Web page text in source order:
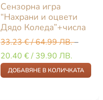
Сензорна игра
“Нахрани и оцвети
Дядо Коледа”+числа
33.23€/ 64.99 ЛВ.–
20.40 €/ 39.90 ЛВ.
ДОБАВЯНЕ В КОЛИЧКАТА